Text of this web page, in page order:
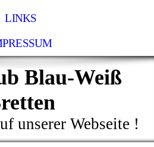
LINKS
Blau-Weiß
unserer Webseite !